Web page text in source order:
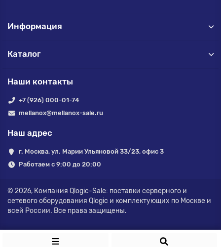
Информация
Каталог
Наши контакты
+7 (926) 000-01-74
mellanox@mellanox-sale.ru
Наш адрес
г. Москва, ул. Марии Ульяновой 33/23, офис 3
Работаем с 9:00 до 20:00
© 2026, Компания Qlogic-Sale: поставки серверного и
сетевого оборудования Qlogic и комплектующих по Москве и
всей России. Все права защищены.